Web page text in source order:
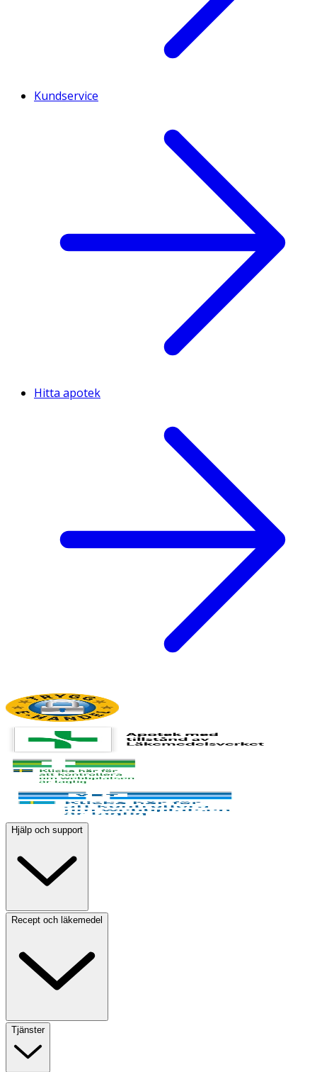
Kundservice
Hitta apotek
Hjälp och support
Recept och läkemedel
Tjänster